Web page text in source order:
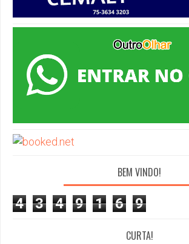
BEM VINDO!
4 3 4 9 1 6 9
CURTA!